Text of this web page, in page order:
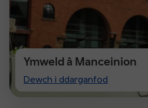
Ymweld â Manceinion
Dewch i ddarganfod
Visiting
Manchester